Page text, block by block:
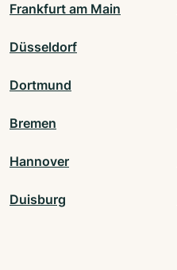
Frankfurt am Main
Düsseldorf
Dortmund
Bremen
Hannover
Duisburg